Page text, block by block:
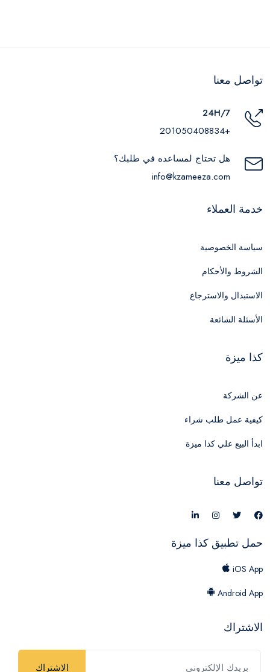
تواصل معنا
24H/7
+201050408834
هل تحتاج لمساعده في طلبك؟
info@kzameeza.com
خدمة العملاء
سياسة الخصوصية
الشروط والأحكام
الاستبدال والاسترجاع
الأسئلة الشائعة
كذا ميزة
عن الشركة
كيفية عمل طلب شراء
ابدأ البيع علي كذا ميزة
تواصل معنا
حمل تطبيق كذا ميزة
iOS App
Android App
الاشتراك
الاشتراك